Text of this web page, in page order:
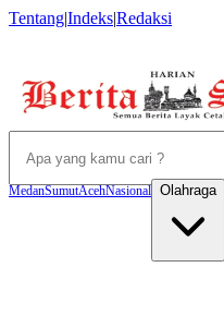
Tentang|Indeks|Redaksi
MedanSumutAcehNasional Olahraga